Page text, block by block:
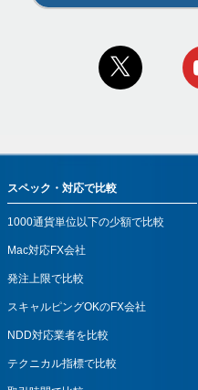
スペック・対応で比較
1000通貨単位以下の少額で比較
Mac対応FX会社
発注上限で比較
スキャルピングOKのFX会社
NDD対応業者を比較
テクニカル指標で比較